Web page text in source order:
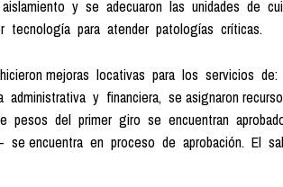
y se adecuaron las unidades de
tecnología para atender patologías críticas.
mejoras locativas para los servicios de:
y financiera, se asignaron
pesos del primer giro se encuentran
encuentra en proceso de aprobación. El